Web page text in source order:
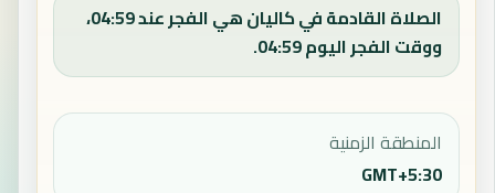
الصلاة القادمة في كاليان هي الفجر عند 04:59،
ووقت الفجر اليوم 04:59.
المنطقة الزمنية
GMT+5:30